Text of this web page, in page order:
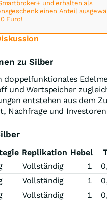
und erhalten als
einen Anteil
Euro!
zu Silber
doppelfunktionales
und Wertspeicher
entstehen aus dem
Nachfrage und
Replikation Hebel
Vollständig 1
Vollständig 1
Vollständig 1